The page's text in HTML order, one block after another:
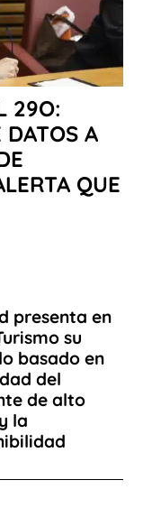
29O:
DATOS A
QUE
presenta en
su
basado en
del
de alto
la